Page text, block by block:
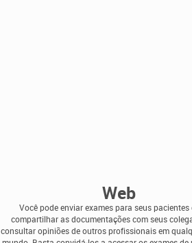
Web
Você pode enviar exames para seus pacientes
compartilhar as documentações com seus
consultar opiniões de outros profissionais em